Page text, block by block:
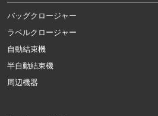
バッグクロージャー
ラベルクロージャー
自動結束機
半自動結束機
周辺機器